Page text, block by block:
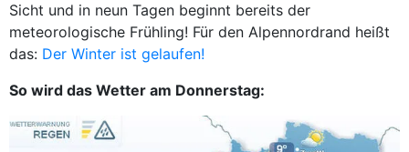
Sicht und in neun Tagen beginnt bereits der
meteorologische Frühling! Für den Alpennordrand heißt
das: Der Winter ist gelaufen!
So wird das Wetter am Donnerstag: